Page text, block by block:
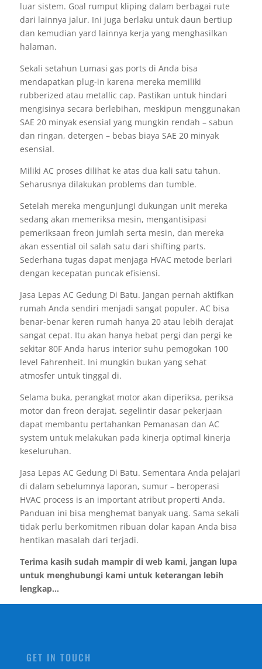
luar sistem. Goal rumput kliping dalam berbagai rute
dari lainnya jalur. Ini juga berlaku untuk daun bertiup
dan kemudian yard lainnya kerja yang menghasilkan
halaman.
Sekali setahun Lumasi gas ports di Anda bisa
mendapatkan plug-in karena mereka memiliki
rubberized atau metallic cap. Pastikan untuk hindari
mengisinya secara berlebihan, meskipun menggunakan
SAE 20 minyak esensial yang mungkin rendah – sabun
dan ringan, detergen – bebas biaya SAE 20 minyak
esensial.
Miliki AC proses dilihat ke atas dua kali satu tahun.
Seharusnya dilakukan problems dan tumble.
Setelah mereka mengunjungi dukungan unit mereka
sedang akan memeriksa mesin, mengantisipasi
pemeriksaan freon jumlah serta mesin, dan mereka
akan essential oil salah satu dari shifting parts.
Sederhana tugas dapat menjaga HVAC metode berlari
dengan kecepatan puncak efisiensi.
Jasa Lepas AC Gedung Di Batu. Jangan pernah aktifkan
rumah Anda sendiri menjadi sangat populer. AC bisa
benar-benar keren rumah hanya 20 atau lebih derajat
sangat cepat. Itu akan hanya hebat pergi dan pergi ke
sekitar 80F Anda harus interior suhu pemogokan 100
level Fahrenheit. Ini mungkin bukan yang sehat
atmosfer untuk tinggal di.
Selama buka, perangkat motor akan diperiksa, periksa
motor dan freon derajat. segelintir dasar pekerjaan
dapat membantu pertahankan Pemanasan dan AC
system untuk melakukan pada kinerja optimal kinerja
keseluruhan.
Jasa Lepas AC Gedung Di Batu. Sementara Anda pelajari
di dalam sebelumnya laporan, sumur – beroperasi
HVAC process is an important atribut properti Anda.
Panduan ini bisa menghemat banyak uang. Sama sekali
tidak perlu berkomitmen ribuan dolar kapan Anda bisa
hentikan masalah dari terjadi.
Terima kasih sudah mampir di web kami, jangan lupa
untuk menghubungi kami untuk keterangan lebih
lengkap...
GET IN TOUCH